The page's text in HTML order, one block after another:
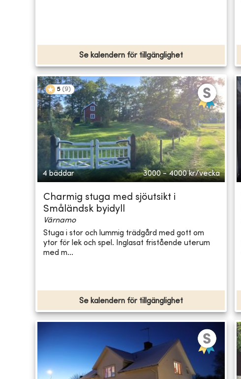
Se kalendern för tillgänglighet
5 (9)
4 bäddar 3000 - 4000 kr/vecka
Charmig stuga med sjöutsikt i
Småländsk byidyll
Värnamo
Stuga i stor och lummig trädgård med gott om
ytor för lek och spel. Inglasat fristående uterum
med m...
Se kalendern för tillgänglighet